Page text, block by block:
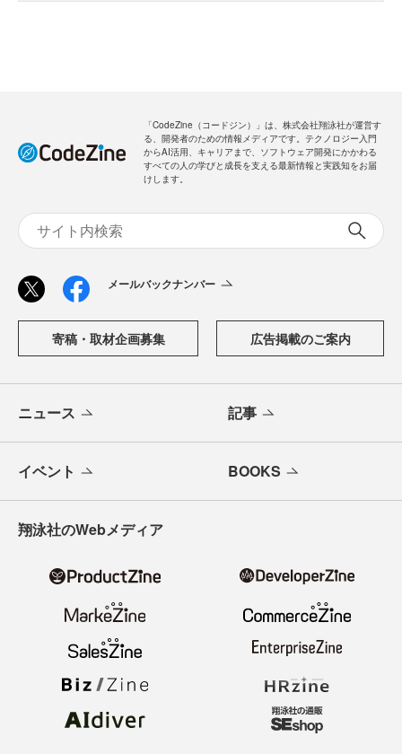
「CodeZine（コードジン）」は、株式会社翔泳社が運営す
る、開発者のための情報メディアです。テクノロジー入門
からAI活用、キャリアまで、ソフトウェア開発にかかわる
すべての人の学びと成長を支える最新情報と実践知をお届
けします。
メールバックナンバー
寄稿・取材企画募集 広告掲載のご案内
ニュース 記事
イベント BOOKS
翔泳社のWebメディア